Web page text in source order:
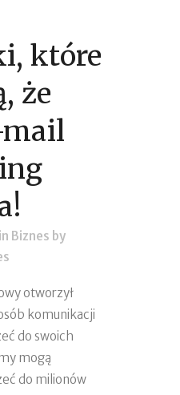
które
że
in Biznes by
otworzył
komunikacji
do swoich
mogą
do milionów